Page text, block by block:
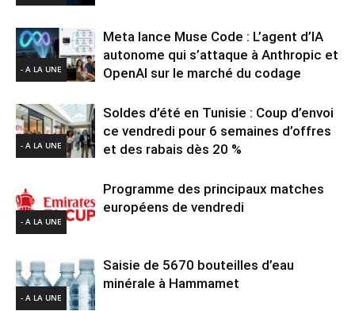
- A LA UNE
Meta lance Muse Code : L’agent d’IA
autonome qui s’attaque à Anthropic et
OpenAI sur le marché du codage
- A LA UNE
Soldes d’été en Tunisie : Coup d’envoi
ce vendredi pour 6 semaines d’offres
et des rabais dès 20 %
- A LA UNE
Programme des principaux matches
européens de vendredi
- A LA UNE
Saisie de 5670 bouteilles d’eau
minérale à Hammamet